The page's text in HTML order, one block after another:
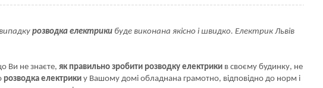
розводка електрики буде виконана якісно і швидко. Електрик Львів
Ви не знаєте, як правильно зробити розводку електрики в своєму будинку, не
розводка електрики у Вашому домі обладнана грамотно, відповідно до норм і